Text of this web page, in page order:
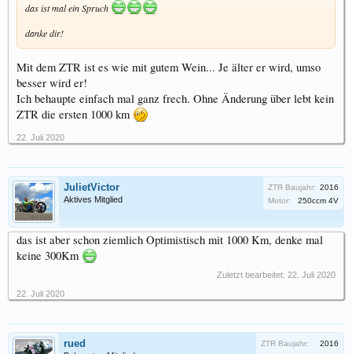
das ist mal ein Spruch
danke dir!
Mit dem ZTR ist es wie mit gutem Wein... Je älter er wird, umso
besser wird er!
Ich behaupte einfach mal ganz frech. Ohne Änderung über lebt kein
ZTR die ersten 1000 km
22. Juli 2020
JulietVictor
Aktives Mitglied
ZTR Baujahr: 2016
Motor:
250ccm 4V
das ist aber schon ziemlich Optimistisch mit 1000 Km, denke mal
keine 300Km
Zuletzt bearbeitet: 22. Juli 2020
22. Juli 2020
rued ZTR Baujahr:
2016